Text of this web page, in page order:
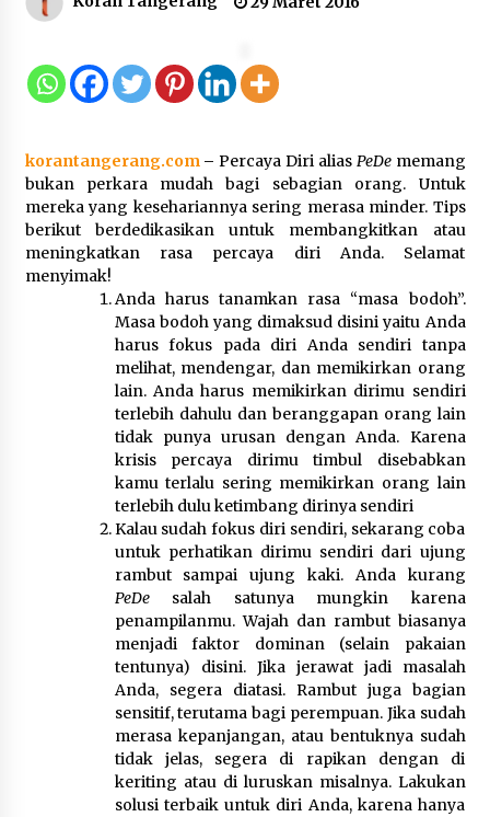
Match Pendidikan–Industri
5 Agustus 2026
Marak Kecelakaan Kapal, Puan
Soroti Minimnya Faktor Keamanan
Transportasi Laut
5 Agustus 2026
Di Forum Internasional Majelis
Persaudaraan Manusia, Megawati
Soekarnoputri Tegaskan
Kepemimpinan Perempuan Bukan
Dominasi, Tapi Merawat Dan
Merangkul
5 Agustus 2026
Jokowi Tetap Disambut Hangat di
NTT, Ahmad Ali: Karya dan
Pengabdiannya Masih Dirasakan
Masyarakat
5 Agustus 2026
Respons Cepat Aduan Warga, Wali
Kota Serang Bantu Bedah Rumah
Roboh Korban Bencana, Salurkan
Bantuan Rp30 Juta
5 Agustus 2026
korantangerang.com–Percaya Diri alias PeDe memang
bukan perkara mudah bagi sebagian orang. Untuk
mereka yang kesehariannya sering merasa minder. Tips
berikut berdedikasikan untuk membangkitkan atau
meningkatkan rasa percaya diri Anda. Selamat
menyimak!
Anda harus tanamkan rasa “masa bodoh”.
Masa bodoh yang dimaksud disini yaitu Anda
harus fokus pada diri Anda sendiri tanpa
melihat, mendengar, dan memikirkan orang
lain. Anda harus memikirkan dirimu sendiri
terlebih dahulu dan beranggapan orang lain
tidak punya urusan dengan Anda. Karena
krisis percaya dirimu timbul disebabkan
kamu terlalu sering memikirkan orang lain
terlebih dulu ketimbang dirinya sendiri
Kalau sudah fokus diri sendiri, sekarang coba
untuk perhatikan dirimu sendiri dari ujung
rambut sampai ujung kaki. Anda kurang
PeDe salah satunya mungkin karena
penampilanmu. Wajah dan rambut biasanya
menjadi faktor dominan (selain pakaian
tentunya) disini. Jika jerawat jadi masalah
Anda, segera diatasi. Rambut juga bagian
sensitif, terutama bagi perempuan. Jika sudah
merasa kepanjangan, atau bentuknya sudah
tidak jelas, segera di rapikan dengan di
keriting atau di luruskan misalnya. Lakukan
solusi terbaik untuk diri Anda, karena hanya